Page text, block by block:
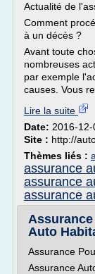
Actualité de
Comment
à un décès ?
Avant toute
nombreuses
par exemple
causes. Vous
Lire la suite
Date: 2016-
Site : http://
Thèmes liés :
assurance
assurance
assurance
Auto
Assurance
Assurance